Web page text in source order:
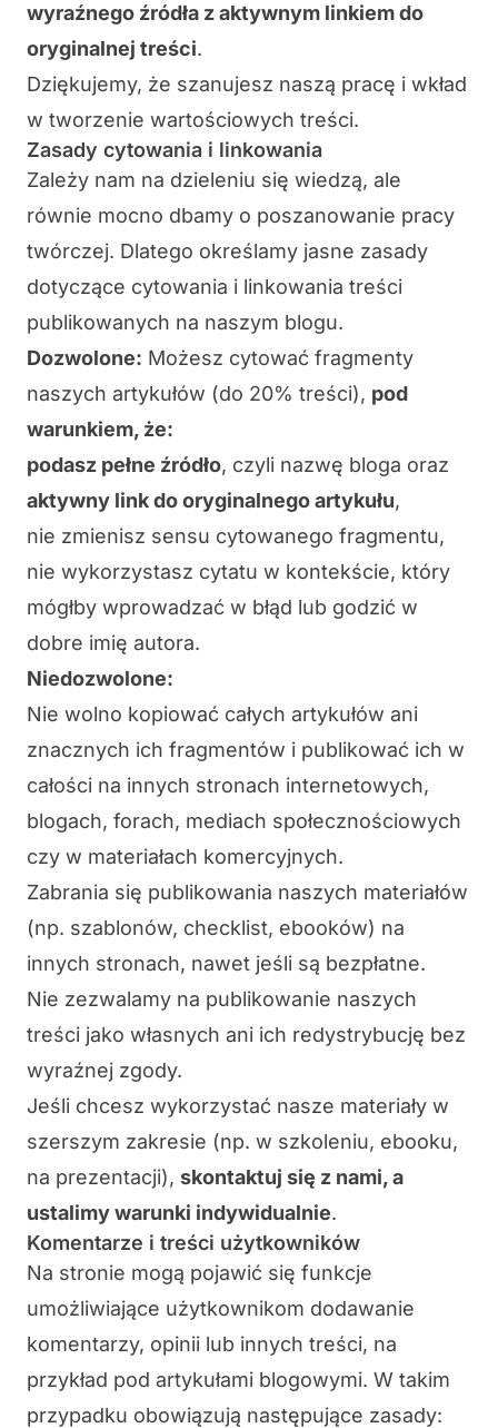
wyraźnego źródła z aktywnym linkiem do
oryginalnej treści.
Dziękujemy, że szanujesz naszą pracę i wkład
w tworzenie wartościowych treści.
Zasady cytowania i linkowania
Zależy nam na dzieleniu się wiedzą, ale
równie mocno dbamy o poszanowanie pracy
twórczej. Dlatego określamy jasne zasady
dotyczące cytowania i linkowania treści
publikowanych na naszym blogu.
Dozwolone: Możesz cytować fragmenty
naszych artykułów (do 20% treści), pod
warunkiem, że:
podasz pełne źródło, czyli nazwę bloga oraz
aktywny link do oryginalnego artykułu,
nie zmienisz sensu cytowanego fragmentu,
nie wykorzystasz cytatu w kontekście, który
mógłby wprowadzać w błąd lub godzić w
dobre imię autora.
Niedozwolone:
Nie wolno kopiować całych artykułów ani
znacznych ich fragmentów i publikować ich w
całości na innych stronach internetowych,
blogach, forach, mediach społecznościowych
czy w materiałach komercyjnych.
Zabrania się publikowania naszych materiałów
(np. szablonów, checklist, ebooków) na
innych stronach, nawet jeśli są bezpłatne.
Nie zezwalamy na publikowanie naszych
treści jako własnych ani ich redystrybucję bez
wyraźnej zgody.
Jeśli chcesz wykorzystać nasze materiały w
szerszym zakresie (np. w szkoleniu, ebooku,
na prezentacji), skontaktuj się z nami, a
ustalimy warunki indywidualnie.
Komentarze i treści użytkowników
Na stronie mogą pojawić się funkcje
umożliwiające użytkownikom dodawanie
komentarzy, opinii lub innych treści, na
przykład pod artykułami blogowymi. W takim
przypadku obowiązują następujące zasady: